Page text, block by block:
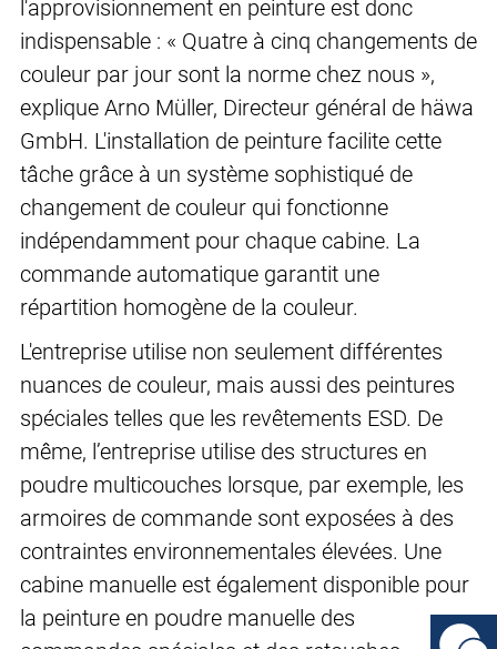
l'approvisionnement en peinture est donc
indispensable : « Quatre à cinq changements de
couleur par jour sont la norme chez nous »,
explique Arno Müller, Directeur général de häwa
GmbH. L'installation de peinture facilite cette
tâche grâce à un système sophistiqué de
changement de couleur qui fonctionne
indépendamment pour chaque cabine. La
commande automatique garantit une
répartition homogène de la couleur.
L'entreprise utilise non seulement différentes
nuances de couleur, mais aussi des peintures
spéciales telles que les revêtements ESD. De
même, l’entreprise utilise des structures en
poudre multicouches lorsque, par exemple, les
armoires de commande sont exposées à des
contraintes environnementales élevées. Une
cabine manuelle est également disponible pour
la peinture en poudre manuelle des